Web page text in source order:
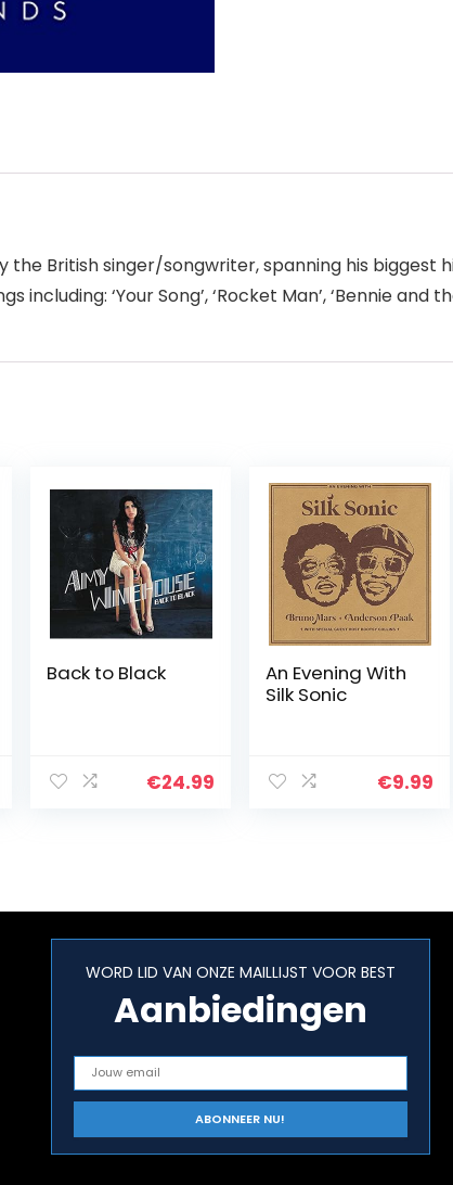
British singer/songwriter, spanning his biggest
‘Your Song’, ‘Rocket Man’, ‘Bennie and
Back to Black
€24.99
An Evening With
Silk Sonic
€9.99
WORD LID VAN ONZE MAILLIJST VOOR BEST
Aanbiedingen